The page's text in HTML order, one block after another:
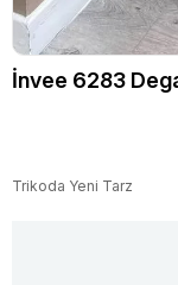
İnvee 6283
Trikoda Yeni Tarz